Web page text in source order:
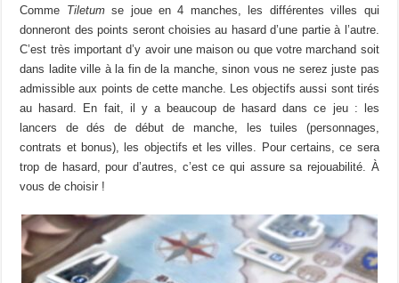
Comme Tiletumse joue en 4 manches, les différentes villes qui
donneront des points seront choisies au hasard d’une partie à l’autre.
C’est très important d’y avoir une maison ou que votre marchand soit
dans ladite ville à la fin de la manche, sinon vous ne serez juste pas
admissible aux points de cette manche. Les objectifs aussi sont tirés
au hasard. En fait, il y a beaucoup de hasard dans ce jeu : les
lancers de dés de début de manche, les tuiles (personnages,
contrats et bonus), les objectifs et les villes. Pour certains, ce sera
trop de hasard, pour d’autres, c’est ce qui assure sa rejouabilité. À
vous de choisir !